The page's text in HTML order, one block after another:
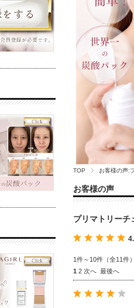
TOP お客様の声:
お客様の声
プリマトリーチ
1件～10件（全11件
1 2 次へ 最後へ